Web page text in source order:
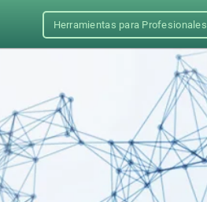
Herramientas para Profesionales